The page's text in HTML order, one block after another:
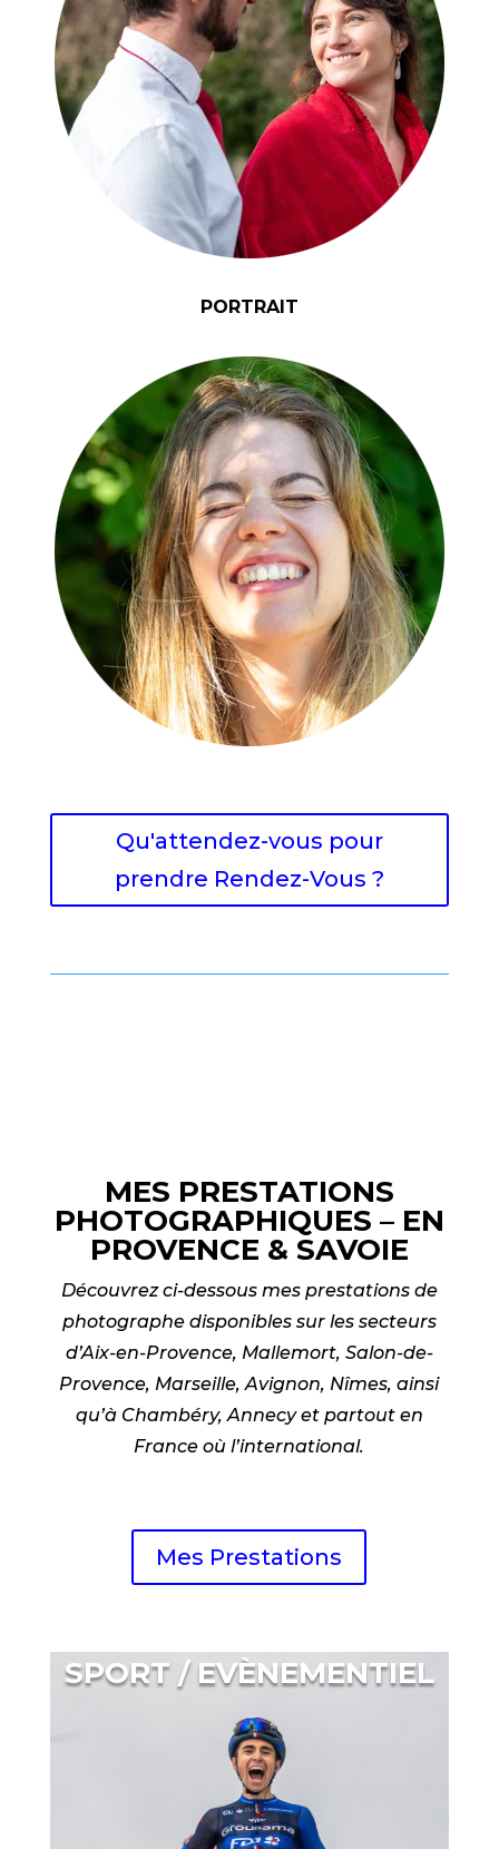
PORTRAIT
Qu'attendez-vous pour
prendre Rendez-Vous ?
MES PRESTATIONS
PHOTOGRAPHIQUES – EN
PROVENCE & SAVOIE
Découvrez ci-dessous mes prestations de
photographe disponibles sur les secteurs
d’Aix-en-Provence, Mallemort, Salon-de-
Provence, Marseille, Avignon, Nîmes, ainsi
qu’à Chambéry, Annecy et partout en
France où l’international.
Mes Prestations
SPORT / EVÈNEMENTIEL